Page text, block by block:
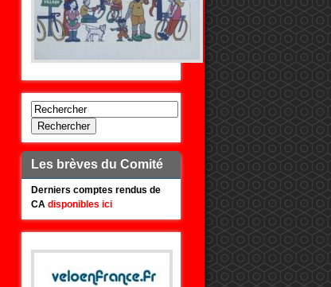
Rechercher
Les brèves du Comité
Derniers comptes rendus de
CA disponibles ici